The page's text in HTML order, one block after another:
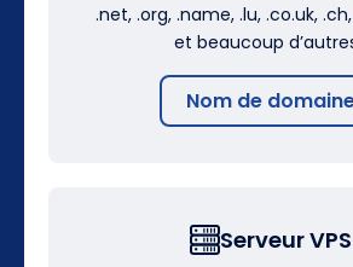
.net, .org, .name, .lu, .co.uk,
et beaucoup
Nom de
Serveur VPS